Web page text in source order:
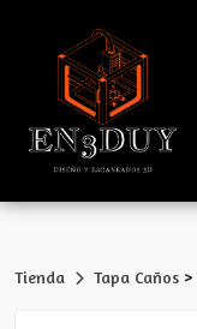
Tienda Tapa Caños >